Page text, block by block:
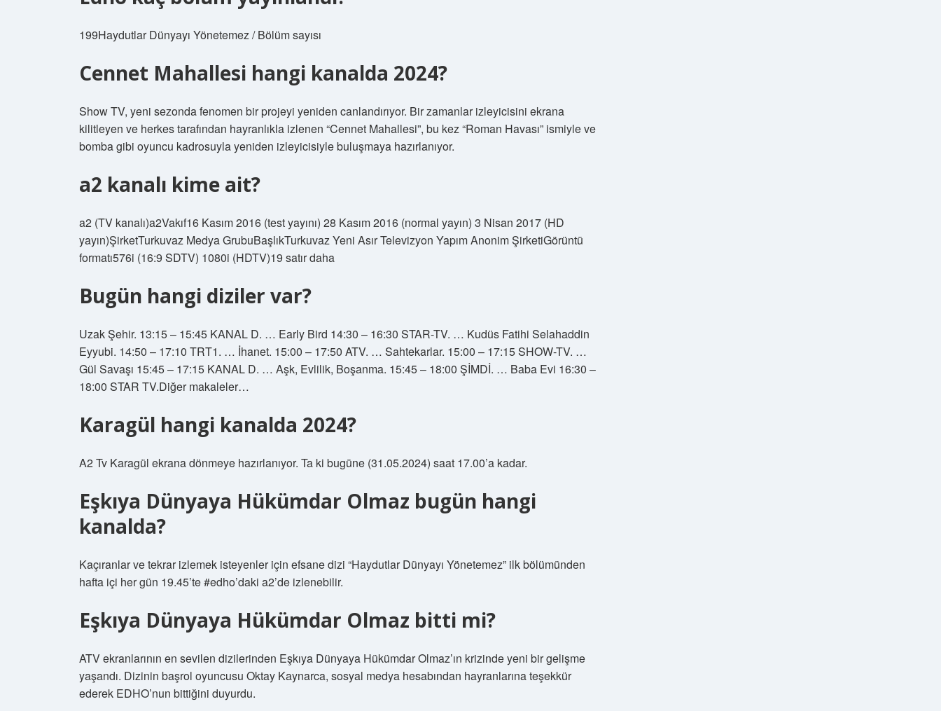
199Haydutlar Dünyayı Yönetemez / Bölüm sayısı
Cennet Mahallesi hangi kanalda 2024?
Show TV, yeni sezonda fenomen bir projeyi yeniden canlandırıyor. Bir zamanlar izleyicisini ekrana
kilitleyen ve herkes tarafından hayranlıkla izlenen “Cennet Mahallesi”, bu kez “Roman Havası” ismiyle ve
bomba gibi oyuncu kadrosuyla yeniden izleyicisiyle buluşmaya hazırlanıyor.
a2 kanalı kime ait?
a2 (TV kanalı)a2Vakıf16 Kasım 2016 (test yayını) 28 Kasım 2016 (normal yayın) 3 Nisan 2017 (HD
yayın)ŞirketTurkuvaz Medya GrubuBaşlıkTurkuvaz Yeni Asır Televizyon Yapım Anonim ŞirketiGörüntü
formatı576i (16:9 SDTV) 1080i (HDTV)19 satır daha
Bugün hangi diziler var?
Uzak Şehir. 13:15 – 15:45 KANAL D. … Early Bird 14:30 – 16:30 STAR-TV. … Kudüs Fatihi Selahaddin
Eyyubi. 14:50 – 17:10 TRT1. … İhanet. 15:00 – 17:50 ATV. … Sahtekarlar. 15:00 – 17:15 SHOW-TV. …
Gül Savaşı 15:45 – 17:15 KANAL D. … Aşk, Evlilik, Boşanma. 15:45 – 18:00 ŞİMDİ. … Baba Evi 16:30 –
18:00 STAR TV.Diğer makaleler…
Karagül hangi kanalda 2024?
A2 Tv Karagül ekrana dönmeye hazırlanıyor. Ta ki bugüne (31.05.2024) saat 17.00’a kadar.
Eşkıya Dünyaya Hükümdar Olmaz bugün hangi
kanalda?
Kaçıranlar ve tekrar izlemek isteyenler için efsane dizi “Haydutlar Dünyayı Yönetemez” ilk bölümünden
hafta içi her gün 19.45’te #edho’daki a2’de izlenebilir.
Eşkıya Dünyaya Hükümdar Olmaz bitti mi?
ATV ekranlarının en sevilen dizilerinden Eşkıya Dünyaya Hükümdar Olmaz’ın krizinde yeni bir gelişme
yaşandı. Dizinin başrol oyuncusu Oktay Kaynarca, sosyal medya hesabından hayranlarına teşekkür
ederek EDHO’nun bittiğini duyurdu.